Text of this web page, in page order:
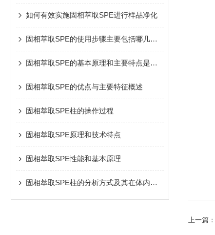
如何有效实施固相萃取SPE进行样品净化
固相萃取SPE的使用步骤主要包括哪几个？
固相萃取SPE的基本原理和主要特点是怎样的
固相萃取SPE的优点与主要特征概述
固相萃取SPE柱的操作过程
固相萃取SPE原理和技术特点
固相萃取SPE性能和基本原理
固相萃取SPE柱的分析方式及其在体内药物分析中的应用
上一篇：